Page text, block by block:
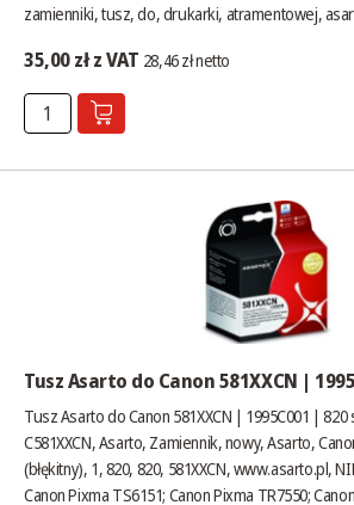
zamienniki, tusz, do, drukarki, atramentowej,
35,00 zł z VAT 28,46 zł netto
Tusz Asarto do Canon 581XXCN |
Tusz Asarto do Canon 581XXCN | 1995C001 | 820
C581XXCN, Asarto, Zamiennik, nowy, Asarto,
(błękitny), 1, 820, 820, 581XXCN,www.asarto.pl,
Canon Pixma TS6151; Canon Pixma TR7550;